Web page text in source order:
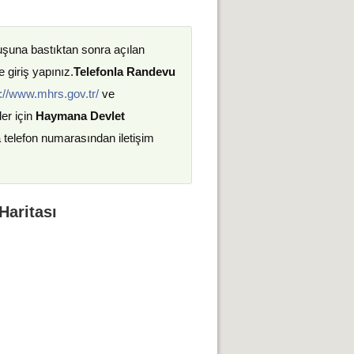
bastıktan sonra açılan
yapınız.Telefonla Randevu
www.mhrs.gov.tr/ve
için Haymana Devlet
numarasından iletişim